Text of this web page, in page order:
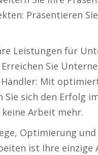
Präsentieren
Leistungen für
Sie
Mit
Sie sich den Erfolg
Arbeit mehr.
Optimierung
ist Ihre einzige